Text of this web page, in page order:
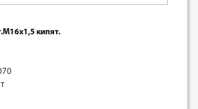
кипят.